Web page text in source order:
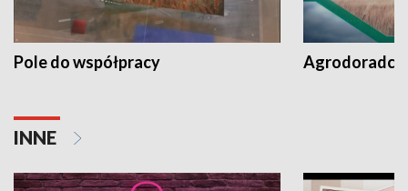
Pole do współpracy Agrodoradcy
INNE